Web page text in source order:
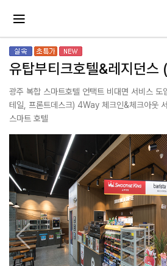
유탑부티크호텔&레지던
광주 복합 스마트호텔 언택트 비대면 서비스 도
테일, 프론트데스크) 4Way 체크인&체크아웃
스마트 호텔